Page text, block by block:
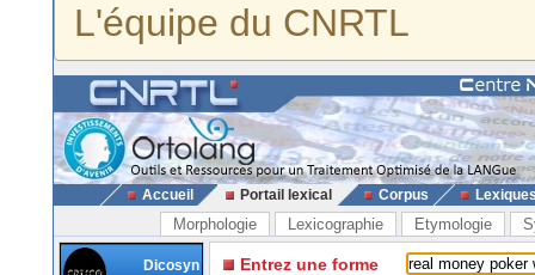
L'équipe du CNRTL
Accueil Portail lexical Corpus
Morphologie Lexicographie Etymologie
Dicosyn
Entrez une forme